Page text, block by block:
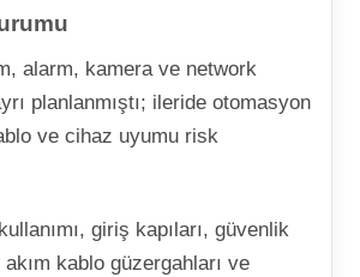
alarm, kamera ve network
planlanmıştı; ileride otomasyon
ve cihaz uyumu risk
giriş kapıları, güvenlik
akım kablo güzergahları ve